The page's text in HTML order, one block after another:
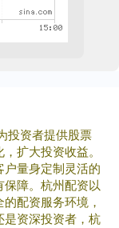
投资者提供股票
扩大投资收益。
量身定制灵活的
障。杭州配资以
配资服务环境，
资深投资者，杭